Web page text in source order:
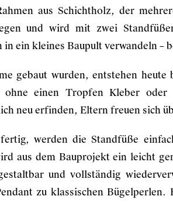
aus Schichtholz, der
und wird mit zwei
in ein kleines Baupult verwandeln –
gebaut wurden, entstehen
ohne einen Tropfen Kleber
neu erfinden, Eltern freuen sich
werden die Standfüße
aus dem Bauprojekt ein leicht
und vollständig
zu klassischen